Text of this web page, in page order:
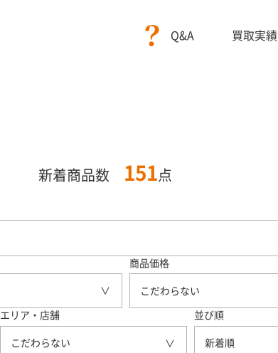
Q&A 買取実績
新着商品数 151 点
商品価格
こだわらない
エリア・店舗
こだわらない
並び順
新着順